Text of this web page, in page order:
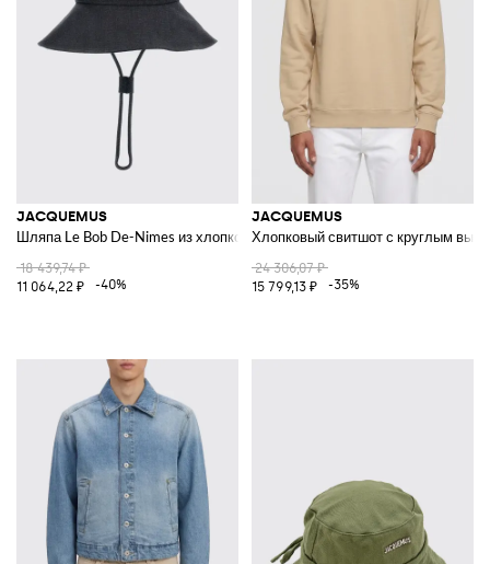
JACQUEMUS
Шляпа Le Bob De-Nimes из хлопкового денима
18 439,74 ₽
11 064,22 ₽
-40%
JACQUEMUS
Хлопковый свитшот с круглым
24 306,07 ₽
15 799,13 ₽
-35%